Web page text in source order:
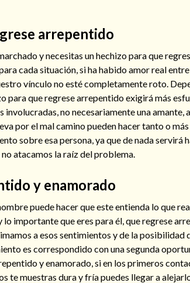
arrepentido
y necesitas un hechizo para que
cada situación, si ha habido amor real
vínculo no esté completamente roto.
para que regrese arrepentido exigirá más
no necesariamente una amante,
por el mal camino pueden hacer tanto o
sobre esa persona, ya que de nada servirá
atacamos la raíz del problema.
y enamorado
puede hacer que este entienda lo que
lo importante que eres para él, que regrese
a esos sentimientos y de la posibilidad
es correspondido con una segunda
y enamorado, si en los primeros
te muestras dura y fría puedes llegar a